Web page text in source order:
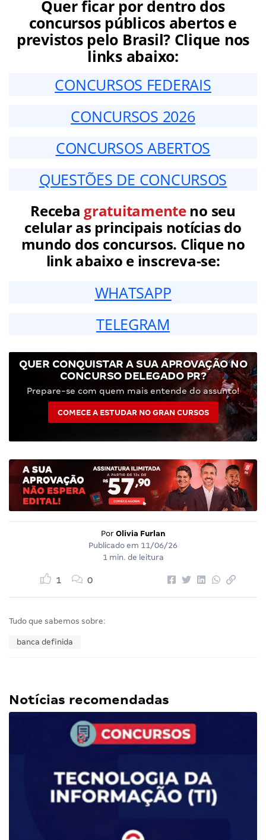
Quer ficar por dentro dos
concursos públicos abertos e
previstos pelo Brasil? Clique nos
links abaixo:
CONCURSOS FEDERAIS
CONCURSOS 2026
CONCURSOS ABERTOS
QUESTÕES DE CONCURSOS
Receba gratuitamenteno seu
celular as principais notícias do
mundo dos concursos. Clique no
link abaixo e inscreva-se:
WHATSAPP
TELEGRAM
QUER CONQUISTAR A SUA APROVAÇÃO NO
CONCURSO DELEGADO PR?
Prepare-se com quem mais entende do assunto!
COMECE A ESTUDAR NO GRAN CURSOS
Por Olivia Furlan
Publicado em 11/06/26
1 min. de leitura
1 0
Tudo que sabemos sobre:
banca definida
Notícias recomendadas